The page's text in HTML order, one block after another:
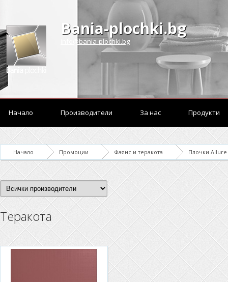
Bania-plochki.bg
info@bania-plochki.bg
Начало Производители За нас Продукти
Начало Промоции Фаянс и теракота Плочки Allure
Теракота